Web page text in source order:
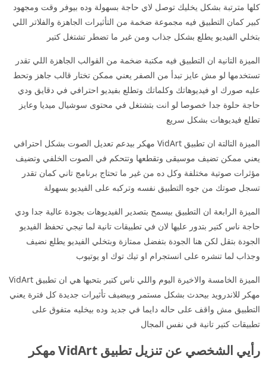
كلها مترتبة بشكل يخليك توصل لاي حاجة بسهولة وده بيوفر وقت ومجهود
كبير كمان التطبيق فيه مجموعة ضخمة من التأثيرات الجاهزة والفلاتر اللي
بتخلي الفيديو يطلع بشكل جذاب ومن غير ما تضطر تشتغل كتير
الميزة التانية ان التطبيق فيه مكتبة ضخمة من القوالب الجاهزة اللي تقدر
تستخدمها لو مش عايز تبدأ من الصفر يعني ممكن تختار قالب جاهز وتحط
عليه صورك او فيديوهاتك وكلماتك وتطلع بفيديو احترافي في دقايق ودي
حاجة حلوة جدا خصوصا لو انت بتشتغل في محتوى سوشيال ميديا وعايز
تطلع فيديوهات بشكل سريع
الميزة التالتة ان تطبيق VidArt مهكر بيدعم تعديل الصوت بشكل احترافي
يعني ممكن تضيف موسيقى وتقطعها وتتحكم في الصوت الخلفي وتضيف
مؤثرات صوتية مختلفة وكل ده من غير ما تحتاج برنامج تاني كمان تقدر
تسجل صوتك من جوه التطبيق نفسه وتركبه على الفيديو بسهولة
الميزة الرابعة ان التطبيق بيسمح بتصدير الفيديوهات بجودة عالية جدا ودي
حاجة ناس كتير بتدور عليها لان في تطبيقات تانية لما تيجي تحفظ الفيديو
الجودة بتقل لكن هنا الجودة بتفضل ممتازة وبتخلي الفيديو يطلع نضيف
وجذاب لما تنشره على انستجرام او تيك توك او يوتيوب
الميزة الخامسة والاخيرة اليوم واللي ناس كتير بتحبها هي ان تطبيق VidArt
مهكر للاندرويد بيحدث بشكل مستمر وبيضيف تأثيرات جديدة كل فترة يعني
التطبيق مش واقف على حاله دايما في جديد وده بيخليه متفوق على
تطبيقات كتير تانية في نفس المجال
رأيي الشخصي عن تنزيل تطبيق VidArt مهكر